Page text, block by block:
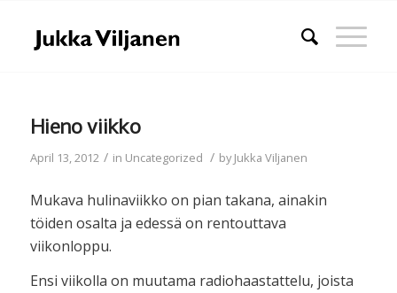
Hieno viikko
April 13, 2012 / in Uncategorized / byJukka Viljanen
Mukava hulinaviikko on pian takana, ainakin
töiden osalta ja edessä on rentouttava
viikonloppu.
Ensi viikolla on muutama radiohaastattelu, joista